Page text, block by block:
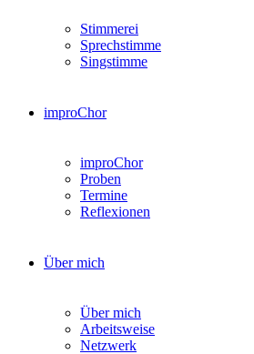
Stimmerei
Sprechstimme
Singstimme
improChor
improChor
Proben
Termine
Reflexionen
Über mich
Über mich
Arbeitsweise
Netzwerk